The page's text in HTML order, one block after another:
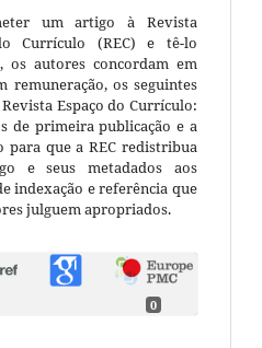
um artigo à Revista
Currículo (REC) e tê-lo
os autores concordam em
remuneração, os seguintes
Espaço do Currículo:
de primeira publicação e a
para que a REC redistribua
e seus metadados aos
indexação e referência que
julguem apropriados.
0